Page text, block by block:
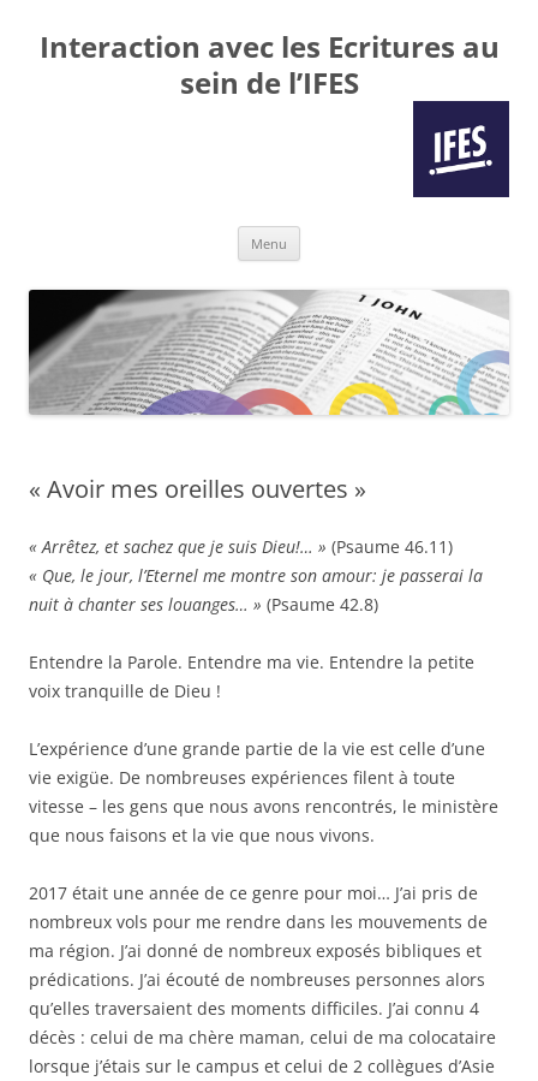
Interaction avec les Ecritures au
sein de l’IFES
Menu
« Avoir mes oreilles ouvertes »
« Arrêtez, et sachez que je suis Dieu!… » (Psaume 46.11)
« Que, le jour, l’Eternel me montre son amour: je passerai la
nuit à chanter ses louanges… » (Psaume 42.8)
Entendre la Parole. Entendre ma vie. Entendre la petite
voix tranquille de Dieu !
L’expérience d’une grande partie de la vie est celle d’une
vie exigüe. De nombreuses expériences filent à toute
vitesse – les gens que nous avons rencontrés, le ministère
que nous faisons et la vie que nous vivons.
2017 était une année de ce genre pour moi… J’ai pris de
nombreux vols pour me rendre dans les mouvements de
ma région. J’ai donné de nombreux exposés bibliques et
prédications. J’ai écouté de nombreuses personnes alors
qu’elles traversaient des moments difficiles. J’ai connu 4
décès : celui de ma chère maman, celui de ma colocataire
lorsque j’étais sur le campus et celui de 2 collègues d’Asie